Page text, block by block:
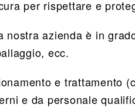
per rispettare e
nostra azienda è in
ecc.
e trattamento
e da personale